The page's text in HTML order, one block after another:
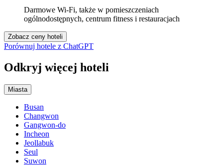
Darmowe Wi‑Fi, także w pomieszczeniach
ogólnodostępnych, centrum fitness i restauracjach
Zobacz ceny hoteli
Porównuj hotele z ChatGPT
Odkryj więcej hoteli
Miasta
Busan
Changwon
Gangwon-do
Incheon
Jeollabuk
Seul
Suwon